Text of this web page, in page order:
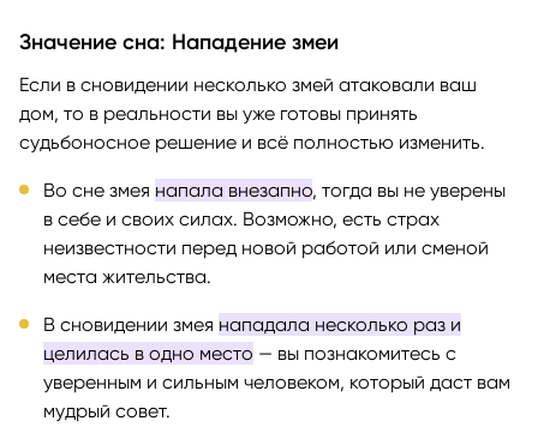
Значение сна: Нападение змеи
Если в сновидении несколько змей атаковали ваш
дом, то в реальности вы уже готовы принять
судьбоносное решение и всё полностью изменить.
Во сне змея напала внезапно, тогда вы не уверены
в себе и своих силах. Возможно, есть страх
неизвестности перед новой работой или сменой
места жительства.
В сновидении змея нападала несколько раз и
целилась в одно место — вы познакомитесь с
уверенным и сильным человеком, который даст вам
мудрый совет.